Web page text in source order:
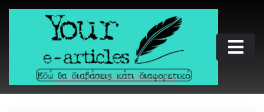
Skip
Your e-articles
Εδώ θα διαβάσεις κάτι διαφορετικό